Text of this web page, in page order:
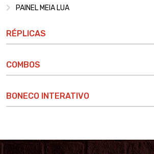
PAINEL MEIA LUA
RÉPLICAS
COMBOS
BONECO INTERATIVO